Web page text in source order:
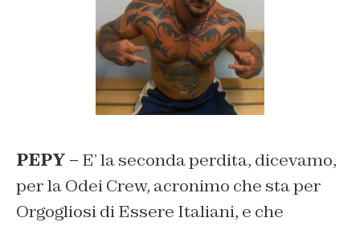
PEPY – E’ la seconda perdita, dicevamo,
per la Odei Crew, acronimo che sta per
Orgogliosi di Essere Italiani, e che